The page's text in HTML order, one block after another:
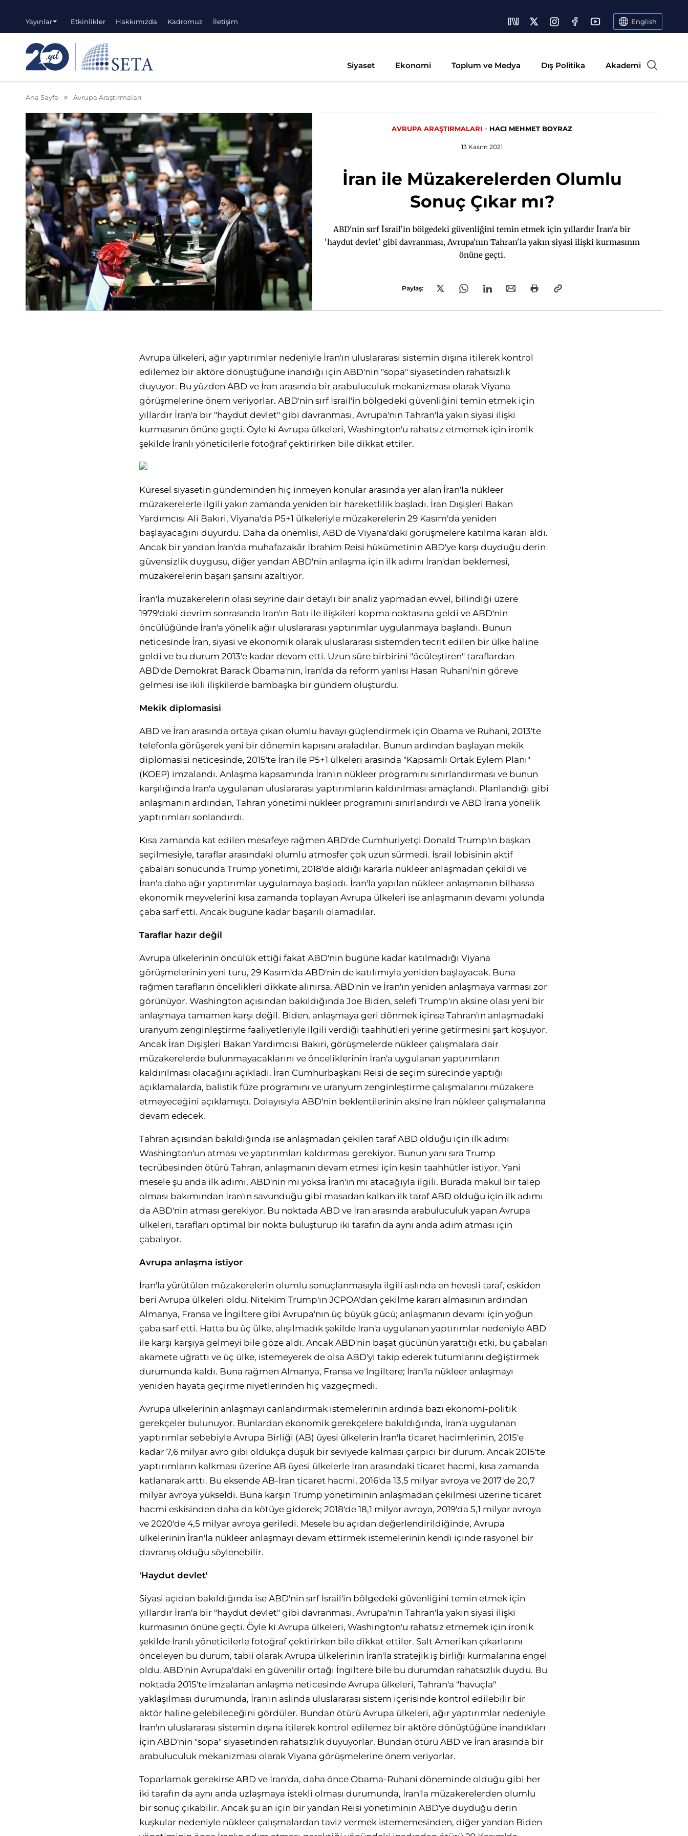
Yayınlar Etkinlikler Hakkımızda Kadromuz İletişim English
Siyaset Ekonomi Toplum ve Medya Dış Politika Akademi
Ana Sayfa Avrupa Araştırmaları
AVRUPA ARAŞTIRMALARI - HACI MEHMET BOYRAZ
13 Kasım 2021
İran ile Müzakerelerden Olumlu
Sonuç Çıkar mı?
ABD'nin sırf İsrail'in bölgedeki güvenliğini temin etmek için yıllardır İran'a bir
'haydut devlet' gibi davranması, Avrupa'nın Tahran'la yakın siyasi ilişki kurmasının
önüne geçti.
Paylaş:
Avrupa ülkeleri, ağır yaptırımlar nedeniyle İran'ın uluslararası sistemin dışına itilerek kontrol
edilemez bir aktöre dönüştüğüne inandığı için ABD'nin "sopa" siyasetinden rahatsızlık
duyuyor. Bu yüzden ABD ve İran arasında bir arabuluculuk mekanizması olarak Viyana
görüşmelerine önem veriyorlar. ABD'nin sırf İsrail'in bölgedeki güvenliğini temin etmek için
yıllardır İran'a bir "haydut devlet" gibi davranması, Avrupa'nın Tahran'la yakın siyasi ilişki
kurmasının önüne geçti. Öyle ki Avrupa ülkeleri, Washington'u rahatsız etmemek için ironik
şekilde İranlı yöneticilerle fotoğraf çektirirken bile dikkat ettiler.
Küresel siyasetin gündeminden hiç inmeyen konular arasında yer alan İran'la nükleer
müzakerelerle ilgili yakın zamanda yeniden bir hareketlilik başladı. İran Dışişleri Bakan
Yardımcısı Ali Bakıri, Viyana'da P5+1 ülkeleriyle müzakerelerin 29 Kasım'da yeniden
başlayacağını duyurdu. Daha da önemlisi, ABD de Viyana'daki görüşmelere katılma kararı aldı.
Ancak bir yandan İran'da muhafazakâr İbrahim Reisi hükümetinin ABD'ye karşı duyduğu derin
güvensizlik duygusu, diğer yandan ABD'nin anlaşma için ilk adımı İran'dan beklemesi,
müzakerelerin başarı şansını azaltıyor.
İran'la müzakerelerin olası seyrine dair detaylı bir analiz yapmadan evvel, bilindiği üzere
1979'daki devrim sonrasında İran'ın Batı ile ilişkileri kopma noktasına geldi ve ABD'nin
öncülüğünde İran'a yönelik ağır uluslararası yaptırımlar uygulanmaya başlandı. Bunun
neticesinde İran, siyasi ve ekonomik olarak uluslararası sistemden tecrit edilen bir ülke haline
geldi ve bu durum 2013'e kadar devam etti. Uzun süre birbirini "öcüleştiren" taraflardan
ABD'de Demokrat Barack Obama'nın, İran'da da reform yanlısı Hasan Ruhani'nin göreve
gelmesi ise ikili ilişkilerde bambaşka bir gündem oluşturdu.
Mekik diplomasisi
ABD ve İran arasında ortaya çıkan olumlu havayı güçlendirmek için Obama ve Ruhani, 2013'te
telefonla görüşerek yeni bir dönemin kapısını araladılar. Bunun ardından başlayan mekik
diplomasisi neticesinde, 2015'te İran ile P5+1 ülkeleri arasında "Kapsamlı Ortak Eylem Planı"
(KOEP) imzalandı. Anlaşma kapsamında İran'ın nükleer programını sınırlandırması ve bunun
karşılığında İran'a uygulanan uluslararası yaptırımların kaldırılması amaçlandı. Planlandığı gibi
anlaşmanın ardından, Tahran yönetimi nükleer programını sınırlandırdı ve ABD İran'a yönelik
yaptırımları sonlandırdı.
Kısa zamanda kat edilen mesafeye rağmen ABD'de Cumhuriyetçi Donald Trump'ın başkan
seçilmesiyle, taraflar arasındaki olumlu atmosfer çok uzun sürmedi. İsrail lobisinin aktif
çabaları sonucunda Trump yönetimi, 2018'de aldığı kararla nükleer anlaşmadan çekildi ve
İran'a daha ağır yaptırımlar uygulamaya başladı. İran'la yapılan nükleer anlaşmanın bilhassa
ekonomik meyvelerini kısa zamanda toplayan Avrupa ülkeleri ise anlaşmanın devamı yolunda
çaba sarf etti. Ancak bugüne kadar başarılı olamadılar.
Taraflar hazır değil
Avrupa ülkelerinin öncülük ettiği fakat ABD'nin bugüne kadar katılmadığı Viyana
görüşmelerinin yeni turu, 29 Kasım'da ABD'nin de katılımıyla yeniden başlayacak. Buna
rağmen tarafların öncelikleri dikkate alınırsa, ABD'nin ve İran'ın yeniden anlaşmaya varması zor
görünüyor. Washington açısından bakıldığında Joe Biden, selefi Trump'ın aksine olası yeni bir
anlaşmaya tamamen karşı değil. Biden, anlaşmaya geri dönmek içinse Tahran'ın anlaşmadaki
uranyum zenginleştirme faaliyetleriyle ilgili verdiği taahhütleri yerine getirmesini şart koşuyor.
Ancak İran Dışişleri Bakan Yardımcısı Bakıri, görüşmelerde nükleer çalışmalara dair
müzakerelerde bulunmayacaklarını ve önceliklerinin İran'a uygulanan yaptırımların
kaldırılması olacağını açıkladı. İran Cumhurbaşkanı Reisi de seçim sürecinde yaptığı
açıklamalarda, balistik füze programını ve uranyum zenginleştirme çalışmalarını müzakere
etmeyeceğini açıklamıştı. Dolayısıyla ABD'nin beklentilerinin aksine İran nükleer çalışmalarına
devam edecek.
Tahran açısından bakıldığında ise anlaşmadan çekilen taraf ABD olduğu için ilk adımı
Washington'un atması ve yaptırımları kaldırması gerekiyor. Bunun yanı sıra Trump
tecrübesinden ötürü Tahran, anlaşmanın devam etmesi için kesin taahhütler istiyor. Yani
mesele şu anda ilk adımı, ABD'nin mi yoksa İran'ın mı atacağıyla ilgili. Burada makul bir talep
olması bakımından İran'ın savunduğu gibi masadan kalkan ilk taraf ABD olduğu için ilk adımı
da ABD'nin atması gerekiyor. Bu noktada ABD ve İran arasında arabuluculuk yapan Avrupa
ülkeleri, tarafları optimal bir nokta buluşturup iki tarafın da aynı anda adım atması için
çabalıyor.
Avrupa anlaşma istiyor
İran'la yürütülen müzakerelerin olumlu sonuçlanmasıyla ilgili aslında en hevesli taraf, eskiden
beri Avrupa ülkeleri oldu. Nitekim Trump'ın JCPOA'dan çekilme kararı almasının ardından
Almanya, Fransa ve İngiltere gibi Avrupa'nın üç büyük gücü; anlaşmanın devamı için yoğun
çaba sarf etti. Hatta bu üç ülke, alışılmadık şekilde İran'a uygulanan yaptırımlar nedeniyle ABD
ile karşı karşıya gelmeyi bile göze aldı. Ancak ABD'nin başat gücünün yarattığı etki, bu çabaları
akamete uğrattı ve üç ülke, istemeyerek de olsa ABD'yi takip ederek tutumlarını değiştirmek
durumunda kaldı. Buna rağmen Almanya, Fransa ve İngiltere; İran'la nükleer anlaşmayı
yeniden hayata geçirme niyetlerinden hiç vazgeçmedi.
Avrupa ülkelerinin anlaşmayı canlandırmak istemelerinin ardında bazı ekonomi-politik
gerekçeler bulunuyor. Bunlardan ekonomik gerekçelere bakıldığında, İran'a uygulanan
yaptırımlar sebebiyle Avrupa Birliği (AB) üyesi ülkelerin İran'la ticaret hacimlerinin, 2015'e
kadar 7,6 milyar avro gibi oldukça düşük bir seviyede kalması çarpıcı bir durum. Ancak 2015'te
yaptırımların kalkması üzerine AB üyesi ülkelerle İran arasındaki ticaret hacmi, kısa zamanda
katlanarak arttı. Bu eksende AB-İran ticaret hacmi, 2016'da 13,5 milyar avroya ve 2017'de 20,7
milyar avroya yükseldi. Buna karşın Trump yönetiminin anlaşmadan çekilmesi üzerine ticaret
hacmi eskisinden daha da kötüye giderek; 2018'de 18,1 milyar avroya, 2019'da 5,1 milyar avroya
ve 2020'de 4,5 milyar avroya geriledi. Mesele bu açıdan değerlendirildiğinde, Avrupa
ülkelerinin İran'la nükleer anlaşmayı devam ettirmek istemelerinin kendi içinde rasyonel bir
davranış olduğu söylenebilir.
'Haydut devlet'
Siyasi açıdan bakıldığında ise ABD'nin sırf İsrail'in bölgedeki güvenliğini temin etmek için
yıllardır İran'a bir "haydut devlet" gibi davranması, Avrupa'nın Tahran'la yakın siyasi ilişki
kurmasının önüne geçti. Öyle ki Avrupa ülkeleri, Washington'u rahatsız etmemek için ironik
şekilde İranlı yöneticilerle fotoğraf çektirirken bile dikkat ettiler. Salt Amerikan çıkarlarını
önceleyen bu durum, tabii olarak Avrupa ülkelerinin İran'la stratejik iş birliği kurmalarına engel
oldu. ABD'nin Avrupa'daki en güvenilir ortağı İngiltere bile bu durumdan rahatsızlık duydu. Bu
noktada 2015'te imzalanan anlaşma neticesinde Avrupa ülkeleri, Tahran'a "havuçla"
yaklaşılması durumunda, İran'ın aslında uluslararası sistem içerisinde kontrol edilebilir bir
aktör haline gelebileceğini gördüler. Bundan ötürü Avrupa ülkeleri, ağır yaptırımlar nedeniyle
İran'ın uluslararası sistemin dışına itilerek kontrol edilemez bir aktöre dönüştüğüne inandıkları
için ABD'nin "sopa" siyasetinden rahatsızlık duyuyorlar. Bundan ötürü ABD ve İran arasında bir
arabuluculuk mekanizması olarak Viyana görüşmelerine önem veriyorlar.
Toparlamak gerekirse ABD ve İran'da, daha önce Obama-Ruhani döneminde olduğu gibi her
iki tarafın da aynı anda uzlaşmaya istekli olması durumunda, İran'la müzakerelerden olumlu
bir sonuç çıkabilir. Ancak şu an için bir yandan Reisi yönetiminin ABD'ye duyduğu derin
kuşkular nedeniyle nükleer çalışmalardan taviz vermek istememesinden, diğer yandan Biden